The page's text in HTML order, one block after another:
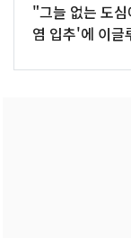
"그늘 없는 도
염 입추'에 이글